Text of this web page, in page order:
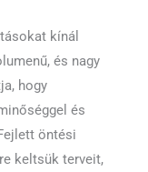
kínál
és nagy
hogy
és
öntési
keltsük terveit,